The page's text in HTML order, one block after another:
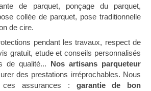
de parquet, ponçage du parquet,
collée de parquet, pose traditionnelle
de cire.
pendant les travaux, respect de
gratuit, etude et conseils personnalisés
de qualité... Nos artisans parqueteur
des prestations irréprochables. Nous
assurances : garantie de bon